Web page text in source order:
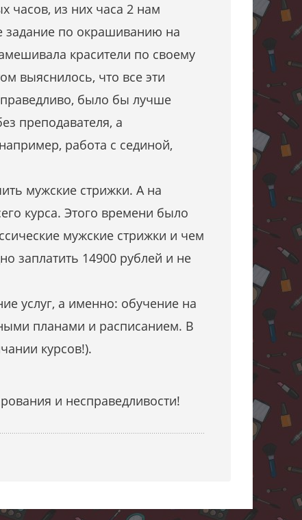
часов, из них часа 2 нам
задание по окрашиванию на
красители по своему
выяснилось, что все эти
было бы лучше
преподавателя, а
работа с сединой,
мужские стрижки. А на
курса. Этого времени было
мужские стрижки и чем
заплатить 14900 рублей и не
услуг, а именно: обучение на
планами и расписанием. В
курсов!).
и несправедливости!